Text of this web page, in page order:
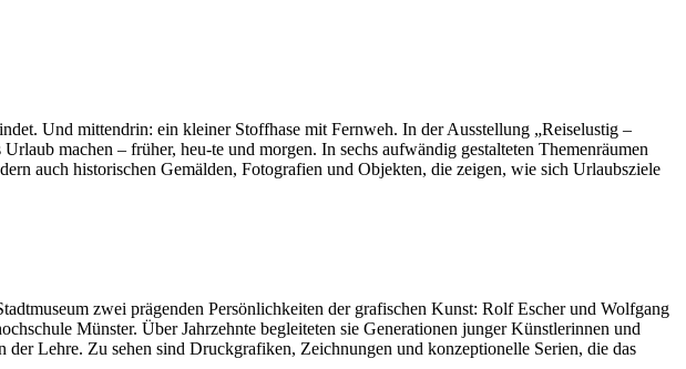
Und mittendrin: ein kleiner Stoffhase mit Fernweh. In der Ausstellung „Reiselustig –
machen – früher, heu-te und morgen. In sechs aufwändig gestalteten Themenräumen
auch historischen Gemälden, Fotografien und Objekten, die zeigen, wie sich Urlaubsziele
zwei prägenden Persönlichkeiten der grafischen Kunst: Rolf Escher und Wolfgang
Münster. Über Jahrzehnte begleiteten sie Generationen junger Künstlerinnen und
Lehre. Zu sehen sind Druckgrafiken, Zeichnungen und konzeptionelle Serien, die das